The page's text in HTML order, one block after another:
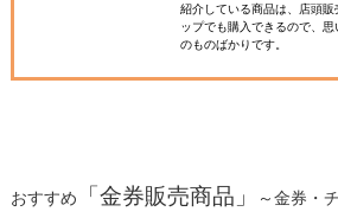
紹介している商品は、店頭
ップでも購入できるので、
のものばかりです。
おすすめ 「金券販売商品」
～金券・